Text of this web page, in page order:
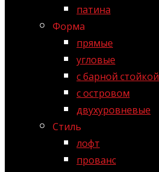
патина
Форма
прямые
угловые
с барной стойкой
с островом
двухуровневые
Стиль
лофт
прованс